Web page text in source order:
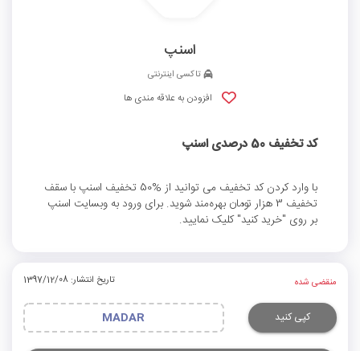
اسنپ
تاکسی اینترنتی
افزودن به علاقه مندی ها
کد تخفیف 50 درصدی اسنپ
با وارد کردن کد تخفیف می توانید از %50 تخفیف اسنپ با سقف
تخفیف 3 هزار تومان بهره‌مند شوید. برای ورود به وبسایت اسنپ
بر روی "خرید کنید" کلیک نمایید.
منقضی شده تاریخ انتشار: 1397/12/08
کپی کنید MADAR